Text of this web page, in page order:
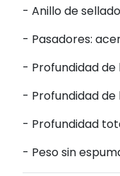
- Anillo de
- Pasadores:
- Profundidad de
- Profundidad de
- Profundidad
- Peso sin